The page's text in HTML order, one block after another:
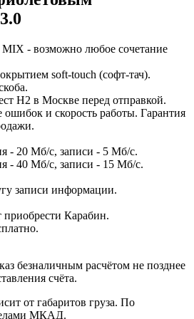
- возможно любое сочетание
soft-touch (софт-тач).
H2 в Москве перед отправкой.
ошибок и скорость работы. Гарантия
- 20 Мб/с, записи - 5 Мб/с.
- 40 Мб/с, записи - 15 Мб/с.
записи информации.
приобрести Карабин.
безналичным расчётом не позднее
счёта.
от габаритов груза. По
МКАД.